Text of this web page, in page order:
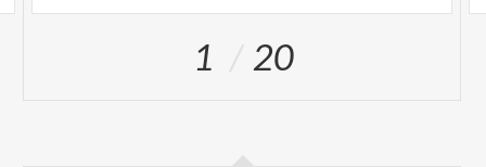
e letterarie, concerti di musica sperimentale.
1 20